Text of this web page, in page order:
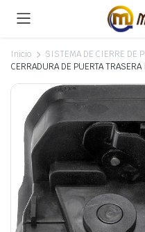
Inicio SISTEMA DE CIERRE DE
CERRADURA DE PUERTA